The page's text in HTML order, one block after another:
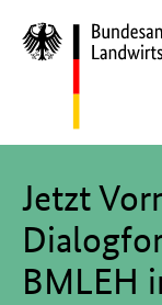
Jetzt
BMLEH